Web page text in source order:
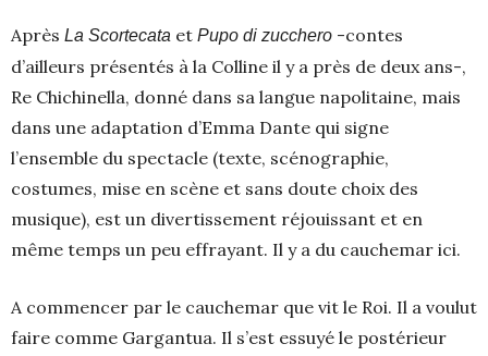
Après La Scortecata et Pupo di zucchero -contes
d’ailleurs présentés à la Colline il y a près de deux ans-,
Re Chichinella, donné dans sa langue napolitaine, mais
dans une adaptation d’Emma Dante qui signe
l’ensemble du spectacle (texte, scénographie,
costumes, mise en scène et sans doute choix des
musique), est un divertissement réjouissant et en
même temps un peu effrayant. Il y a du cauchemar ici.
A commencer par le cauchemar que vit le Roi. Il a voulut
faire comme Gargantua. Il s’est essuyé le postérieur